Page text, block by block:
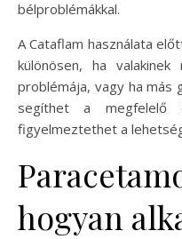
bélproblémákkal.
A Cataflam használata
különösen, ha
problémája, vagy ha más
segíthet a megfelelő
figyelmeztethet a
hogyan